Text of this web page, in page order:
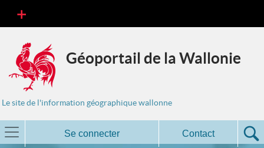
Géoportail de la Wallonie
Le site de l'information géographique wallonne
Se connecter Contact